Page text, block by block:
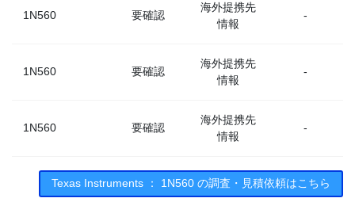
1N560 要確認
海外提携先
情報
-
1N560 要確認
海外提携先
情報
-
1N560 要確認
海外提携先
情報
-
Texas Instruments ： 1N560 の調査・見積依頼はこちら